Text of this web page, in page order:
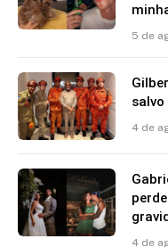
5 de
4 de
4 de